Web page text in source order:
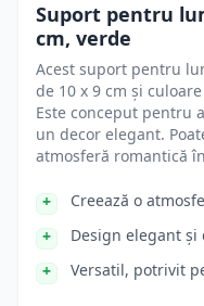
Suport pentru
cm, verde
Acest suport pentru
de 10 x 9 cm și
Este conceput pentru
un decor elegant.
atmosferă romantică
Creează o
Design elegant
Versatil, potrivit